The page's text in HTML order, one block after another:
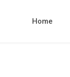
Home